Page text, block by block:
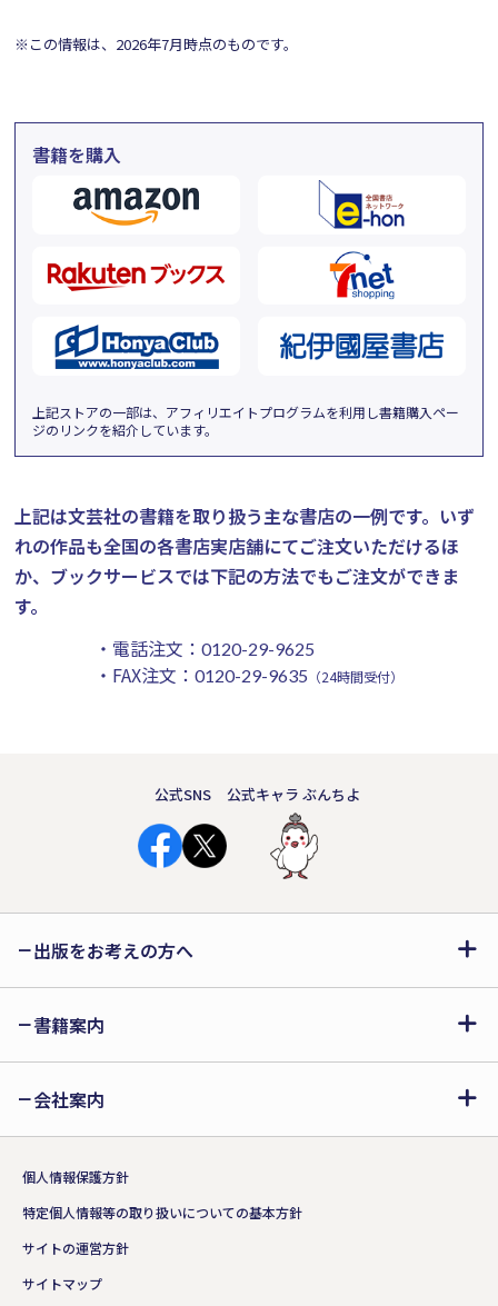
※この情報は、2026年7月時点のものです。
書籍を購入
上記ストアの一部は、アフィリエイトプログラムを利用し書籍購入ペー
ジのリンクを紹介しています。
上記は文芸社の書籍を取り扱う主な書店の一例です。 いず
れの作品も全国の各書店実店舗にてご注文いただけるほ
か、ブックサービスでは下記の方法でもご注文ができま
す。
・電話注文： 0120-29-9625
・FAX注文： 0120-29-9635 （24時間受付）
公式SNS 公式キャラ ぶんちよ
出版をお考えの方へ
書籍案内
会社案内
個人情報保護方針
特定個人情報等の取り扱いについての基本方針
サイトの運営方針
サイトマップ